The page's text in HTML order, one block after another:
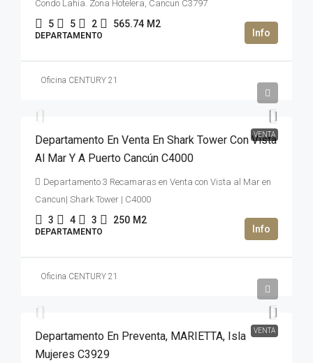
Condo Lahia. Zona Hotelera, Cancun C3797
5 5 2 565.74 M2
DEPARTAMENTO
Oficina CENTURY 21
VENTA
Departamento En Venta En Shark Tower Con Vista
Al Mar Y A Puerto Cancún C4000
Departamento 3 Recamaras en Venta con Vista al Mar en
Cancun| Shark Tower | C4000
3 4 3 250 M2
DEPARTAMENTO
Oficina CENTURY 21
VENTA
Departamento En Preventa, MARIETTA, Isla
Mujeres C3929